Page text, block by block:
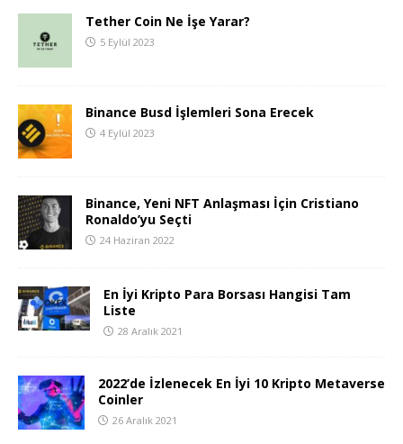
Tether Coin Ne İşe Yarar?
5 Eylül 2023
Binance Busd İşlemleri Sona Erecek
4 Eylül 2023
Binance, Yeni NFT Anlaşması İçin Cristiano
Ronaldo’yu Seçti
24 Haziran 2022
En İyi Kripto Para Borsası Hangisi Tam
Liste
28 Aralık 2021
2022’de İzlenecek En İyi 10 Kripto Metaverse
Coinler
26 Aralık 2021